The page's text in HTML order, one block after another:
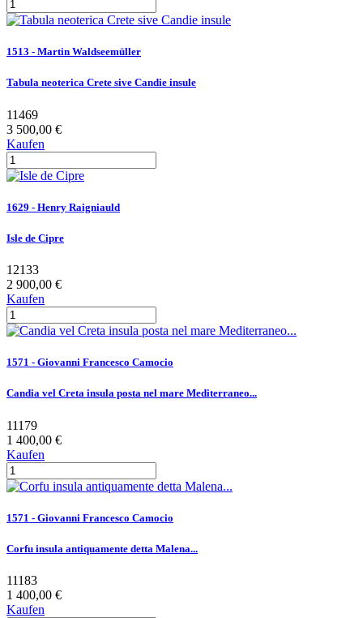
1513 - Martin Waldseemüller
Tabula neoterica Crete sive Candie insule
11469
3 500,00 €
Kaufen
1629 - Henry Raigniauld
Isle de Cipre
12133
2 900,00 €
Kaufen
1571 - Giovanni Francesco Camocio
Candia vel Creta insula posta nel mare Mediterraneo...
11179
1 400,00 €
Kaufen
1571 - Giovanni Francesco Camocio
Corfu insula antiquamente detta Malena...
11183
1 400,00 €
Kaufen